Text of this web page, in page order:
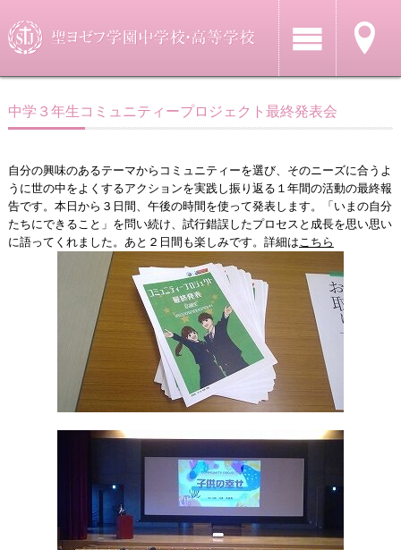
中学３年生コミュニティープロジェクト最終発表会
自分の興味のあるテーマからコミュニティーを選び、そのニーズに合うよ
うに世の中をよくするアクションを実践し振り返る１年間の活動の最終報
告です。本日から３日間、午後の時間を使って発表します。「いまの自分
たちにできること」を問い続け、試行錯誤したプロセスと成長を思い思い
に語ってくれました。あと２日間も楽しみです。詳細は こちら